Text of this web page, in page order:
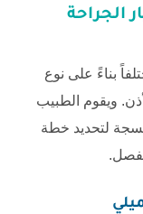
الجراحة
بناءً على نوع
ويقوم الطبيب
لتحديد خطة